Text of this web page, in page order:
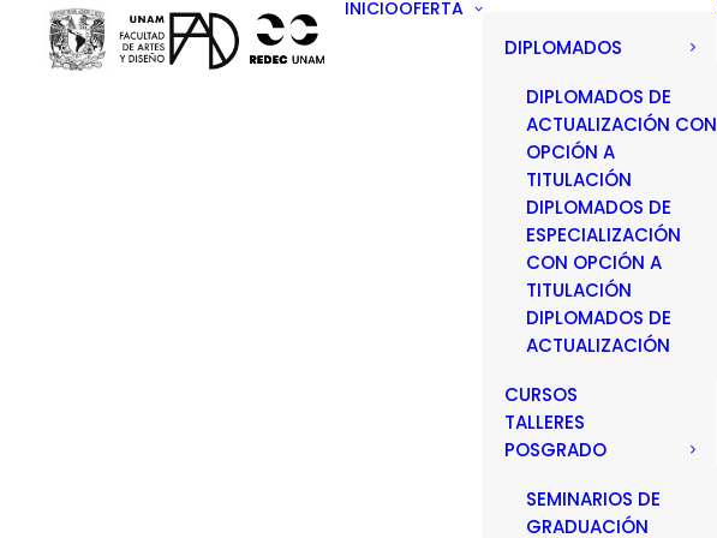
INICIOOFERTA
DIPLOMADOS
DIPLOMADOS DE
ACTUALIZACIÓN CON
OPCIÓN A
TITULACIÓN
DIPLOMADOS DE
ESPECIALIZACIÓN
CON OPCIÓN A
TITULACIÓN
DIPLOMADOS DE
ACTUALIZACIÓN
CURSOS
TALLERES
POSGRADO
SEMINARIOS DE
GRADUACIÓN